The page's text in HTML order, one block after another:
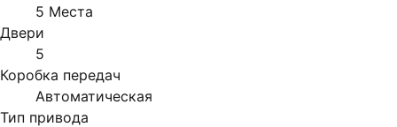
5 Места
Двери
5
Коробка передач
Автоматическая
Тип привода